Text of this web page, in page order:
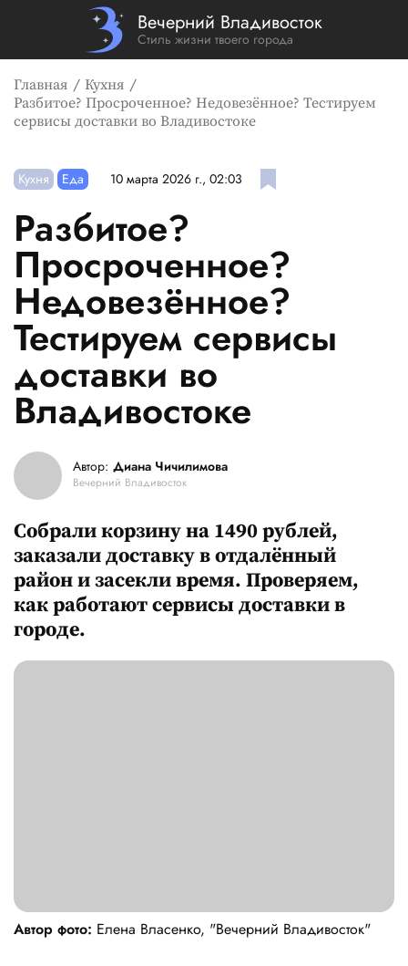
Вечерний Владивосток
Стиль жизни твоего города
Главная
Кухня
Разбитое? Просроченное? Недовезённое? Тестируем
сервисы доставки во Владивостоке
Кухня Еда 10 марта 2026 г., 02:03
Разбитое?
Просроченное?
Недовезённое?
Тестируем сервисы
доставки во
Владивостоке
Автор: Диана Чичилимова
Вечерний Владивосток
Собрали корзину на 1490 рублей,
заказали доставку в отдалённый
район и засекли время. Проверяем,
как работают сервисы доставки в
городе.
Автор фото: Елена Власенко, "Вечерний Владивосток"